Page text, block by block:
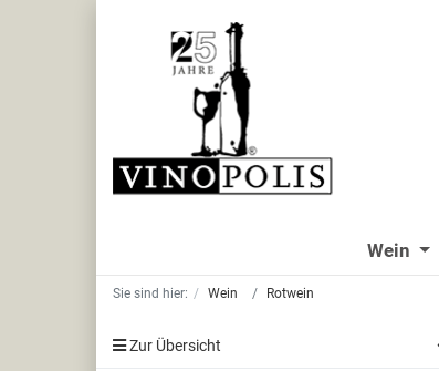
Wein
Sie sind hier: Wein Rotwein
Zur Übersicht